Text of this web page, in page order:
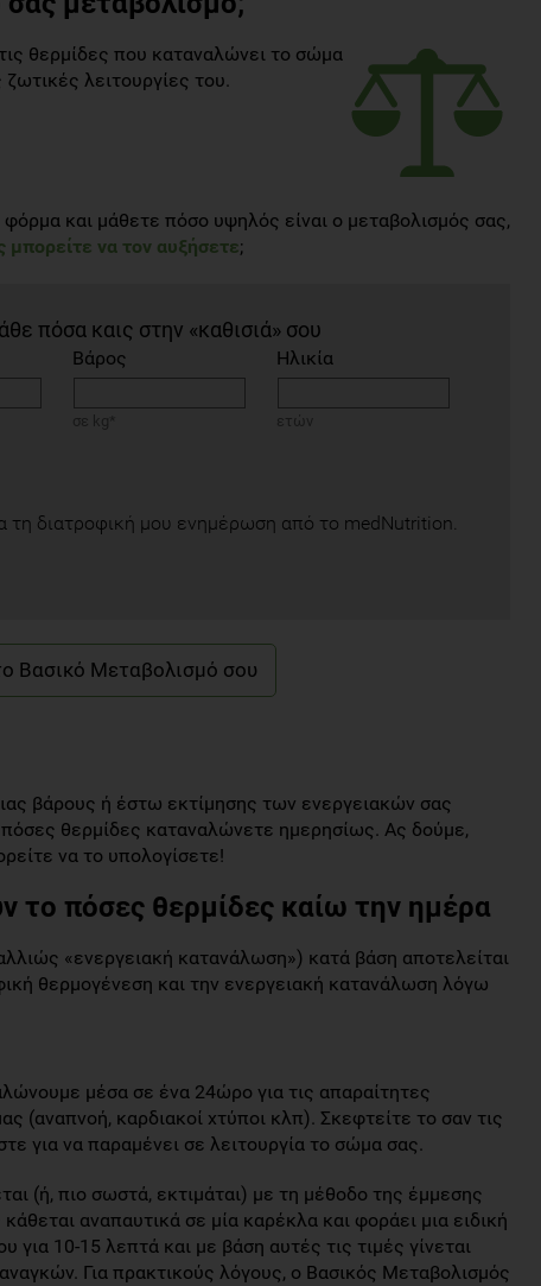
θερμίδες που καταναλώνει το σώμα
λειτουργίες του.
και μάθετε πόσο υψηλός είναι ο μεταβολισμός σας,
μπορείτε να τον αυξήσετε;
πόσα καις στην «καθισιά» σου
Βάρος
σε kg*
Ηλικία
ετών
διατροφική μου ενημέρωση από το medNutrition.
βάρους ή έστω εκτίμησης των ενεργειακών σας
θερμίδες καταναλώνετε ημερησίως. Ας δούμε,
να το υπολογίσετε!
το πόσες θερμίδες καίω την ημέρα
«ενεργειακή κατανάλωση») κατά βάση αποτελείται
θερμογένεση και την ενεργειακή κατανάλωση λόγω
μέσα σε ένα 24ώρο για τις απαραίτητες
(αναπνοή, καρδιακοί χτύποι κλπ). Σκεφτείτε το σαν τις
για να παραμένει σε λειτουργία το σώμα σας.
(ή, πιο σωστά, εκτιμάται) με τη μέθοδο της έμμεσης
αναπαυτικά σε μία καρέκλα και φοράει μια ειδική
10-15 λεπτά και με βάση αυτές τις τιμές γίνεται
Για πρακτικούς λόγους, ο Βασικός Μεταβολισμός